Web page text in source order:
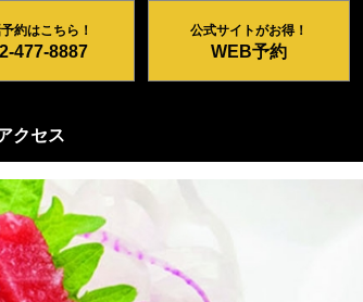
約はこちら！
477-8887
公式サイトがお得！
WEB予約
クセス